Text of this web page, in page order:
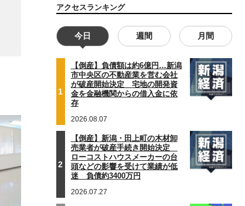
アクセスランキング
今日 週間 月間
1
【倒産】負債額は約6億円…新潟
市中央区の不動産業を営む会社
が破産開始決定 宅地の開発資
金を金融機関からの借入金に依
存
2026.08.07
2
【倒産】新潟・田上町の木材卸
売業者が破産手続き開始決定
ローコストハウスメーカーの台
頭などの影響を受けて業績が低
迷 負債約3400万円
2026.07.27